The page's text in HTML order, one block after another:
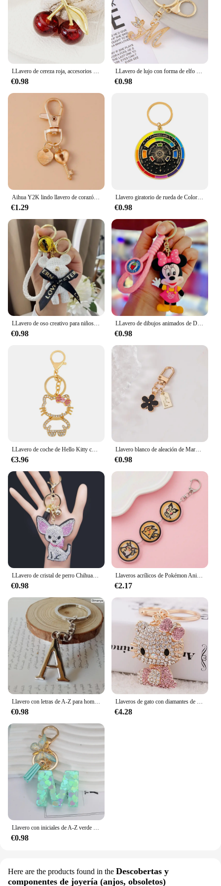
LLavero de cereza roja, accesorios para bolso de joyería, llavero con colgante de cerezas y frutas de verano para mujer, regalo, triangulación de envíos
€0.98
LLavero de lujo con forma de elfo y niña con diamantes de imitación, llaveros con inicial del alfabeto de A-Z de Color dorado para mujer, bolso, decoración con dijes
€0.98
Aihua Y2K lindo llavero de corazón de amor de Metal llavero de perlas para mujeres niñas bolso colgantes DIY accesorios de joyería hechos a mano regalos
€1.29
Llavero giratorio de rueda de Color, soporte de llaves creativo, tocadiscos, encanto de rueda de Color, regalos de artes estéticas para artistas, joyería de moda
€0.98
LLavero de oso creativo para niños y niñas, joyería de baratija de resina, dijes de bolso, colgante de muñeca de teléfono, llavero de coche
€0.98
LLavero de dibujos animados de Disney, Mickey Mouse, Minnie, Lilo & Stitch, bonito llavero de muñeca, adorno, colgante de coche, regalos para niños
€0.98
LLavero de coche de Hello Kitty con incrustaciones de circón para mujer, colgante de metal para bolso, joyería kawaii, regalo de novia, nuevo estilo de moda
€3.96
Llavero blanco de aleación de Margarita pequeña para mujer, llavero de coche con encanto dulce, funda protectora para auriculares, colgante, joyería, adorno, bolsa, regalos
€0.98
LLavero de cristal de perro Chihuahua para mujer, accesorios de bolso, llavero de Color dorado, joyería para mujer, K2502S01
€0.98
Llaveros acrílicos de Pokémon Anime, accesorios de dibujos animados, bolso divertido, colgante, bonito llavero creativo para coche, regalos para seguidores de amigos
€2.17
€0.98 €4.28
€0.98
Here are the products found in the Descobertas y
componentes de joyería (anjos, obsoletos)